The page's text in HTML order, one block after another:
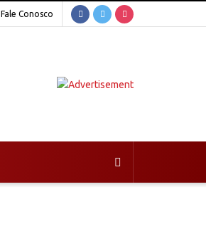
Fale Conosco